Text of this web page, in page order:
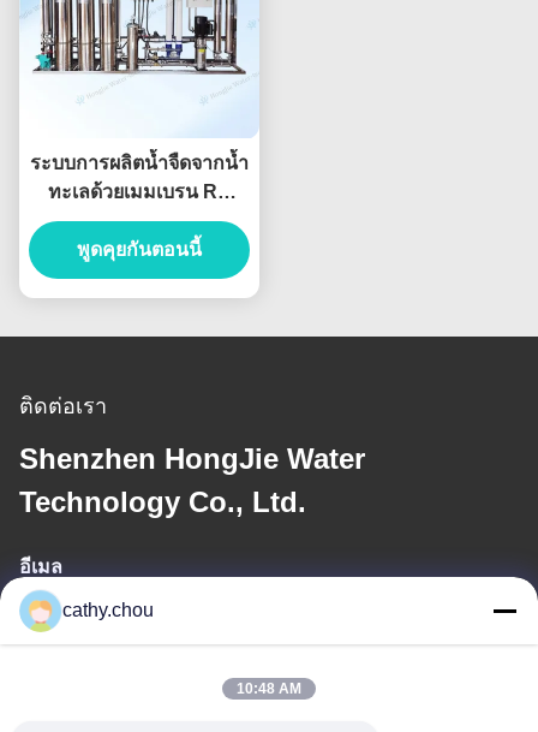
ระบบการผลิตน้ำจืดจากน้ำ
ทะเลด้วยเมมเบรน RO
ประสิทธิภาพสูง ปรับแต่ง
ได้
พูดคุยกันตอนนี้
ติดต่อเรา
Shenzhen HongJie Water
Technology Co., Ltd.
อีเมล
cathy@szhjwater.com
cathy.chou
10:48 AM